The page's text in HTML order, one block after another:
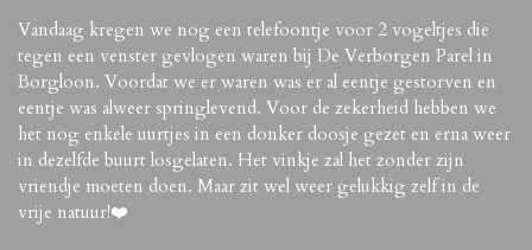
Vandaag kregen we nog een telefoontje voor 2 vogeltjes die
tegen een venster gevlogen waren bij De Verborgen Parel in
Borgloon. Voordat we er waren was er al eentje gestorven en
eentje was alweer springlevend. Voor de zekerheid hebben we
het nog enkele uurtjes in een donker doosje gezet en erna weer
in dezelfde buurt losgelaten. Het vinkje zal het zonder zijn
vriendje moeten doen. Maar zit wel weer gelukkig zelf in de
vrije natuur!❤️